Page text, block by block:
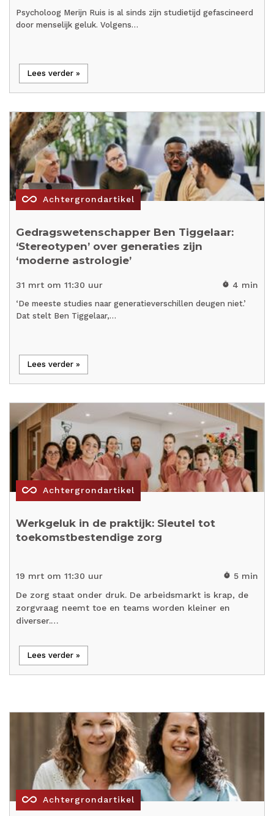
Psycholoog Merijn Ruis is al sinds zijn studietijd gefascineerd
door menselijk geluk. Volgens…
Lees verder »
all_inclusive Achtergrondartikel
Gedragswetenschapper Ben Tiggelaar:
‘Stereotypen’ over generaties zijn
‘moderne astrologie’
31 mrt om 11:30 uur timer 4 min
‘De meeste studies naar generatieverschillen deugen niet.’
Dat stelt Ben Tiggelaar,…
Lees verder »
all_inclusive Achtergrondartikel
Werkgeluk in de praktijk: Sleutel tot
toekomstbestendige zorg
19 mrt om 11:30 uur timer 5 min
De zorg staat onder druk. De arbeidsmarkt is krap, de
zorgvraag neemt toe en teams worden kleiner en
diverser.…
Lees verder »
all_inclusive Achtergrondartikel